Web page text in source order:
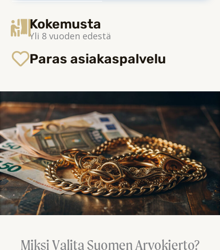
Kokemusta
Yli 8 vuoden edestä
Paras asiakaspalvelu
Miksi Valita Suomen Arvokierto?